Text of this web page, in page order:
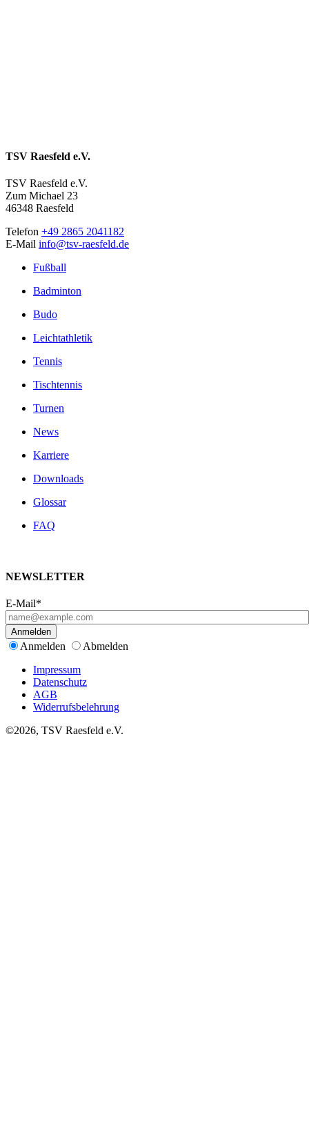
TSV Raesfeld e.V.
TSV Raesfeld e.V.
Zum Michael 23
46348 Raesfeld
Telefon +49 2865 2041182
E-Mail info@tsv-raesfeld.de
Fußball
Badminton
Budo
Leichtathletik
Tennis
Tischtennis
Turnen
News
Karriere
Downloads
Glossar
FAQ
NEWSLETTER
E-Mail*
Anmelden
Anmelden
Abmelden
Impressum
Datenschutz
AGB
Widerrufsbelehrung
©2026, TSV Raesfeld e.V.